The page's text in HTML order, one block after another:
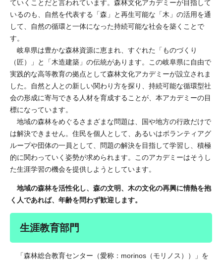
ていくことだと言われています。森林文化アカデミーが目指して
いるのも、自然を代表する「森」と再生可能な「木」の活用を通
して、自然の循環と一体になった持続可能な社会を築くことで
す。
岐阜県は豊かな森林資源に恵まれ、すぐれた「ものづくり
（匠）」と「木造建築」の伝統があります。この岐阜県に自由で
実践的な高等教育の拠点として森林文化アカデミーが設立されま
した。自然と人との新しい関わり方を探り、持続可能な循環型社
会の形成に寄与できる人材を育成することが、本アカデミーの目
標になっています。
地域の森林をめぐるさまざまな問題は、国や地方の行政だけで
は解決できません。住民を個人として、あるいはボランティアグ
ループや団体の一員として、問題の解決を目指して学習し、積極
的に関わっていく姿勢が求められます。このアカデミーはそうし
た生涯学習の機会を提供しようとしています。
地域の森林を活性化し、森の文明、木の文化の再興に情熱を抱
く人であれば、年齢を問わず歓迎します。
生涯教育部門
「森林総合教育センター（愛称：morinos（モリノス））」を